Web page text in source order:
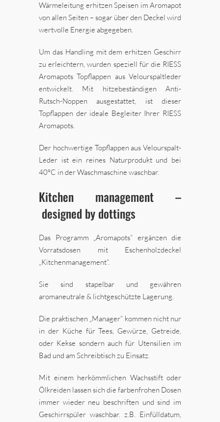
Wärmeleitung erhitzen Speisen im Aromapot
von allen Seiten – sogar über den Deckel wird
wertvolle Energie abgegeben.
Um das Handling mit dem erhitzen Geschirr
zu erleichtern, wurden speziell für die RIESS
Aromapots Topflappen aus Velourspaltleder
entwickelt. Mit hitzebeständigen Anti-
Rutsch-Noppen ausgestattet, ist dieser
Topflappen der ideale Begleiter Ihrer RIESS
Aromapots.
Der hochwertige Topflappen aus Velourspalt-
Leder ist ein reines Naturprodukt und bei
40°C in der Waschmaschine waschbar.
Kitchen management –
designed by dottings
Das Programm „Aromapots“ ergänzen die
Vorratsdosen mit Eschenholzdeckel
„Kitchenmanagement“.
Sie sind stapelbar und gewähren
aromaneutrale & lichtgeschützte Lagerung.
Die praktischen „Manager“ kommen nicht nur
in der Küche für Tees, Gewürze, Getreide,
oder Kekse sondern auch für Utensilien im
Bad und am Schreibtisch zu Einsatz.
Mit einem herkömmlichen Wachsstift oder
Ölkreiden lassen sich die farbenfrohen Dosen
immer wieder neu beschriften und sind im
Geschirrspüler waschbar. z.B. Einfülldatum,